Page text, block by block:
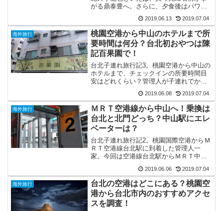
がる鼎泰豊へ。さらに、夕食後はパワー
参拝しました。アクセスや感想をご紹介
しております。
2019.06.13 2019.07.04
海外旅行
桃園空港から中山のホテルまで所
要時間は何分？台北初おやつは陳
記百果園で！
台北子連れ旅行記3。桃園空港から中山の
ホテルまで、チェックインの所要時間目
安はどれくらい？管理人が子連れでかか
った時間を紹介！台北の有名スイーツ店
「百果園」へのアクセスや感想も合わせ
て調査！
2019.06.08 2019.07.04
海外旅行
ＭＲＴ空港線から中山へ！乗換は
台北と北門どっち？中山駅にエレ
ベーターは？
台北子連れ旅行記2。桃園国際空港からＭ
ＲＴ空港線台北駅に到着した管理人一
家。今回は空港線台北駅からＭＲＴ中山
駅かを比較してみます。合わせて、中山
駅のエレベーター事情もご紹介！
2019.06.06 2019.07.04
海外旅行
台北の空港はどこにある？桃園空
港から台北市内のおすすめアクセ
スを調査！